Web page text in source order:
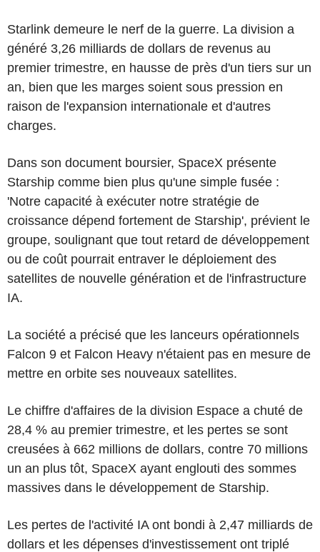
Starlink demeure le nerf de la guerre. La division a
généré 3,26 milliards de dollars de revenus au
premier trimestre, en hausse de près d'un tiers sur un
an, bien que les marges soient sous pression en
raison de l'expansion internationale et d'autres
charges.
Dans son document boursier, SpaceX présente
Starship comme bien plus qu'une simple fusée :
'Notre capacité à exécuter notre stratégie de
croissance dépend fortement de Starship', prévient le
groupe, soulignant que tout retard de développement
ou de coût pourrait entraver le déploiement des
satellites de nouvelle génération et de l'infrastructure
IA.
La société a précisé que les lanceurs opérationnels
Falcon 9 et Falcon Heavy n'étaient pas en mesure de
mettre en orbite ses nouveaux satellites.
Le chiffre d'affaires de la division Espace a chuté de
28,4 % au premier trimestre, et les pertes se sont
creusées à 662 millions de dollars, contre 70 millions
un an plus tôt, SpaceX ayant englouti des sommes
massives dans le développement de Starship.
Les pertes de l'activité IA ont bondi à 2,47 milliards de
dollars et les dépenses d'investissement ont triplé